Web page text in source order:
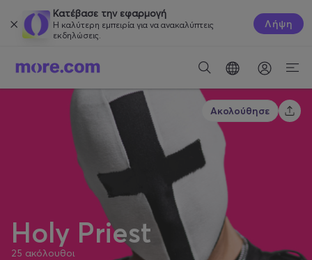
Κατέβασε την εφαρμογή
Η καλύτερη εμπειρία για να ανακαλύπτεις
εκδηλώσεις.
Λήψη
Holy Priest
25 ακόλουθοι
Ακολούθησε